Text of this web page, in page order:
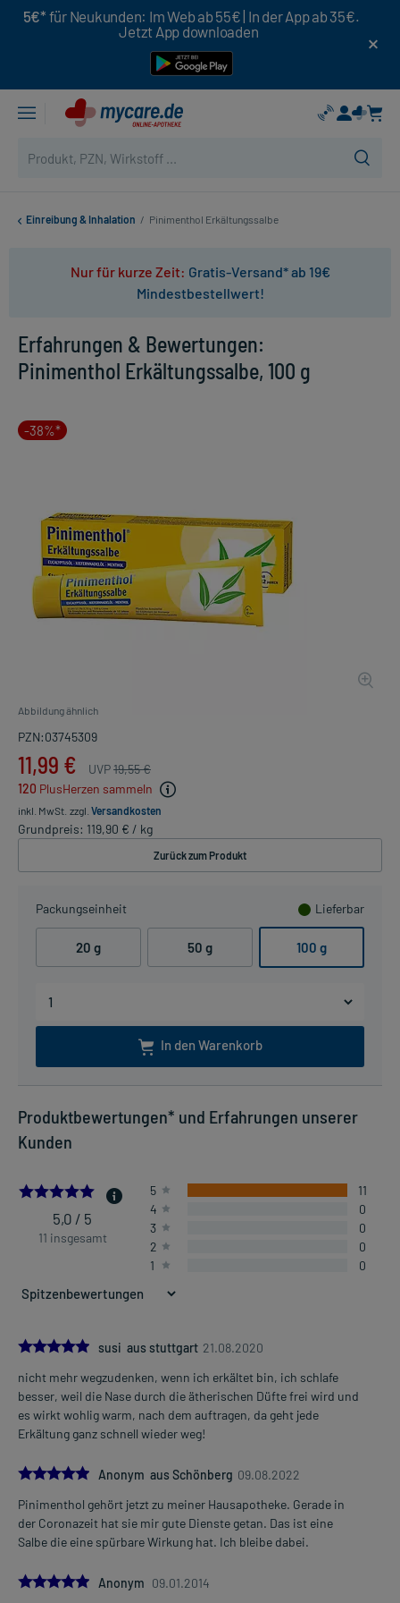
5€* für Neukunden: Im Web ab 55€ | In der App ab 35€.
Jetzt App downloaden
Einreibung & Inhalation / Pinimenthol Erkältungssalbe
Nur für kurze Zeit: Gratis-Versand* ab 19€
Mindestbestellwert!
Erfahrungen & Bewertungen:
Pinimenthol Erkältungssalbe, 100 g
-38%*
Abbildung ähnlich
PZN:03745309
11,99 € UVP19,55 €
120 PlusHerzen sammeln
inkl. MwSt. zzgl. Versandkosten
Grundpreis: 119,90 € / kg
Zurück zum Produkt
Packungseinheit Lieferbar
20 g 50 g 100 g
In den Warenkorb
Produktbewertungen* und Erfahrungen unserer
Kunden
5.0
5,0 / 5
11 insgesamt
5
11
4
0
3
0
2
0
1
0
5.0
susi aus stuttgart 21.08.2020
nicht mehr wegzudenken, wenn ich erkältet bin, ich schlafe
besser, weil die Nase durch die ätherischen Düfte frei wird und
es wirkt wohlig warm, nach dem auftragen, da geht jede
Erkältung ganz schnell wieder weg!
5.0Anonym aus Schönberg 09.08.2022
Pinimenthol gehört jetzt zu meiner Hausapotheke. Gerade in
der Coronazeit hat sie mir gute Dienste getan. Das ist eine
Salbe die eine spürbare Wirkung hat. Ich bleibe dabei.
5.0Anonym 09.01.2014